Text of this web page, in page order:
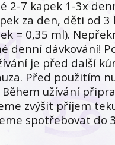
2-7 kapek 1-3x
za den, děti od 3
= 0,35 ml).
denní dávkování!
je před další
Před použitím
užívání
zvýšit příjem
spotřebovat do